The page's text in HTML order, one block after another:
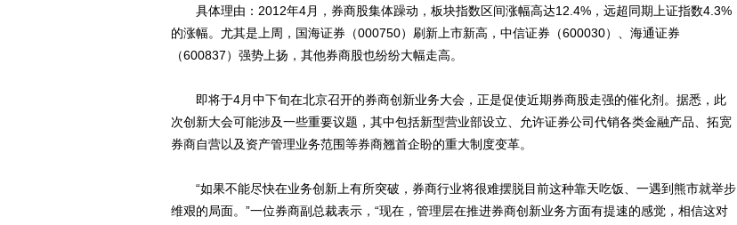
具体理由：2012年4月，券商股集体躁动，板块指数区间涨幅高达12.4%，远超同期上证指数4.3%
的涨幅。尤其是上周，国海证券（000750）刷新上市新高，中信证券（600030）、海通证券
（600837）强势上扬，其他券商股也纷纷大幅走高。
即将于4月中下旬在北京召开的券商创新业务大会，正是促使近期券商股走强的催化剂。据悉，此
次创新大会可能涉及一些重要议题，其中包括新型营业部设立、允许证券公司代销各类金融产品、拓宽
券商自营以及资产管理业务范围等券商翘首企盼的重大制度变革。
“如果不能尽快在业务创新上有所突破，券商行业将很难摆脱目前这种靠天吃饭、一遇到熊市就举步
维艰的局面。”一位券商副总裁表示，“现在，管理层在推进券商创新业务方面有提速的感觉，相信这对